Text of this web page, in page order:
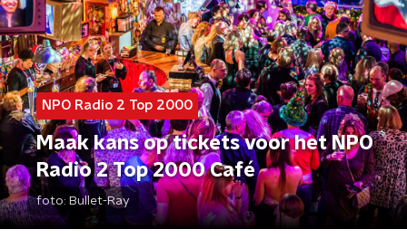
NPO Radio 2 Top 2000
Maak kans op tickets voor het NPO
Radio 2 Top 2000 Café
foto: Bullet-Ray